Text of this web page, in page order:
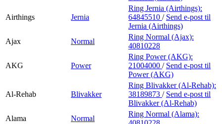
Airthings Jernia
Ring Jernia (Airthings):
64845510 / Send e-post til
Jernia (Airthings)
Ajax
Normal
Ring Normal (Ajax):
40810228
AKG Power
Ring Power (AKG):
21004000 / Send e-post til
Power (AKG)
Al-Rehab Blivakker
Ring Blivakker (Al-Rehab):
38189873 / Send e-post til
Blivakker (Al-Rehab)
Alama
Normal
Ring Normal (Alama):